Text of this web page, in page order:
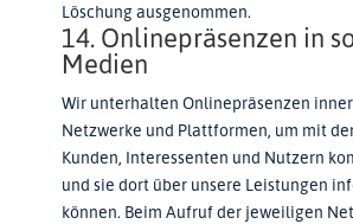
Löschung ausgenommen.
14. Onlinepräsenzen in
Medien
Wir unterhalten Onlinepräsenzen
Netzwerke und Plattformen, um mit
Kunden, Interessenten und Nutzern
und sie dort über unsere Leistungen
können. Beim Aufruf der jeweiligen